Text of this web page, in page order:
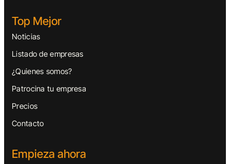
Top Mejor
Noticias
Listado de empresas
¿Quienes somos?
Patrocina tu empresa
Precios
Contacto
Empieza ahora